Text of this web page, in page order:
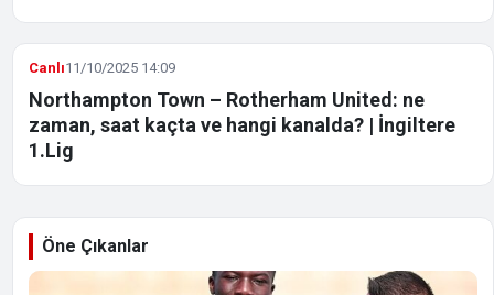
Canlı11/10/2025 14:09
Northampton Town – Rotherham United: ne
zaman, saat kaçta ve hangi kanalda? | İngiltere
1.Lig
Öne Çıkanlar